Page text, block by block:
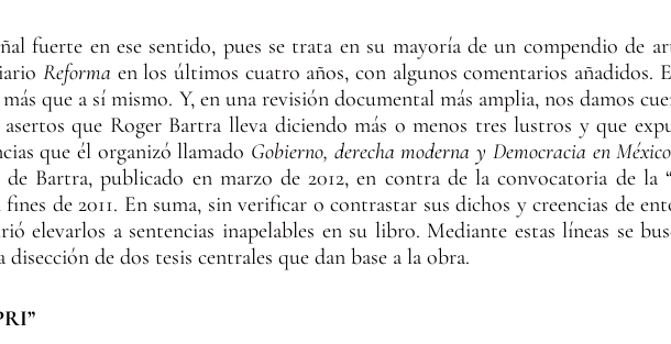
fuerte en ese sentido, pues se trata en su mayoría de un compendio de
Reforma en los últimos cuatro años, con algunos comentarios añadidos.
que a sí mismo. Y, en una revisión documental más amplia, nos damos
que Roger Bartra lleva diciendo más o menos tres lustros y que
que él organizó llamado Gobierno, derecha moderna y Democracia en México
Bartra, publicado en marzo de 2012, en contra de la convocatoria de la
de 2011. En suma, sin verificar o contrastar sus dichos y creencias de
elevarlos a sentencias inapelables en su libro. Mediante estas líneas se
de dos tesis centrales que dan base a la obra.